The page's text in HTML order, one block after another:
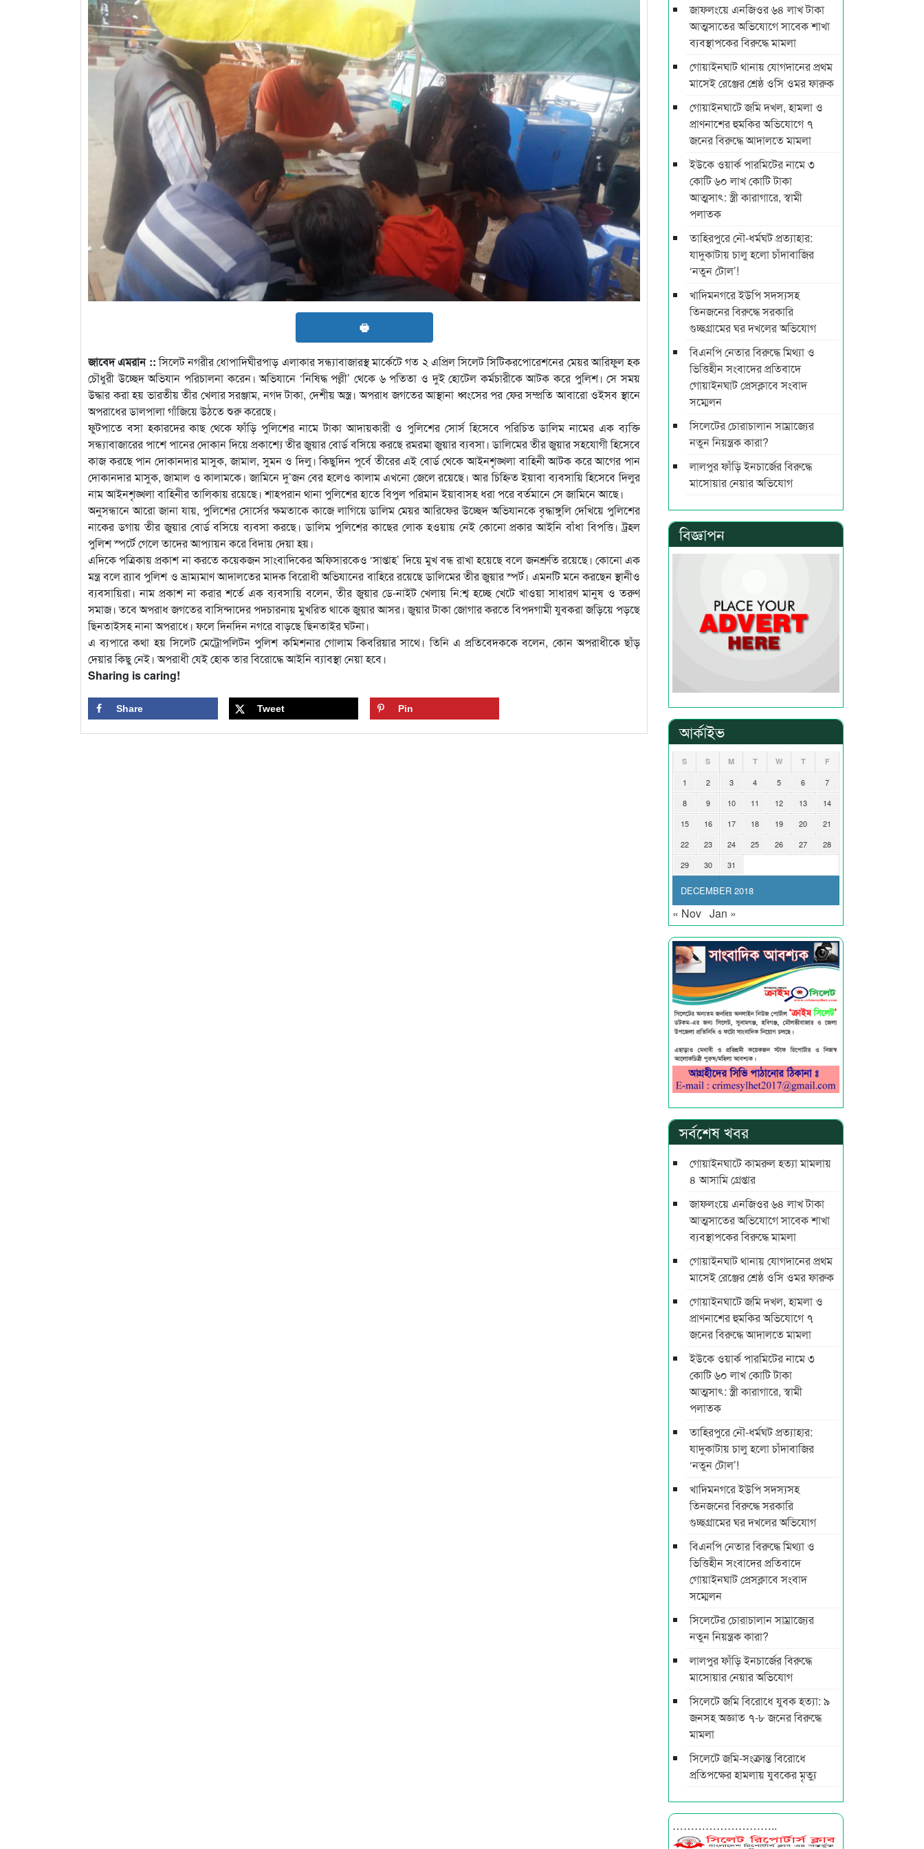
🖶
জাবেদ এমরান ::সিলেট নগরীর ধোপাদিঘীরপাড় এলাকার সন্ধ্যাবাজারস্থ মার্কেটে গত ২ এপ্রিল সিলেট সিটিকরপোরেশনের মেয়র আরিফুল হক
চৌধুরী উচ্ছেদ অভিযান পরিচালনা করেন। অভিযানে ‘নিষিদ্ধ পল্লী’ থেকে ৬ পতিতা ও দুই হোটেল কর্মচারীকে আটক করে পুলিশ। সে সময়
উদ্ধার করা হয় ভারতীয় তীর খেলার সরঞ্জাম, নগদ টাকা, দেশীয় অস্ত্র। অপরাধ জগতের আস্থানা ধ্বংসের পর ফের সম্প্রতি আবারো ওইসব স্থানে
অপরাধের ডালপালা গাঁজিয়ে উঠতে শুরু করেছে।
ফুটপাতে বসা হকারদের কাছ থেকে ফাঁড়ি পুলিশের নামে টাকা আদায়কারী ও পুলিশের সোর্স হিসেবে পরিচিত ডালিম নামের এক ব্যক্তি
সন্ধ্যাবাজারের পাশে পানের দোকান দিয়ে প্রকাশ্যে তীর জুয়ার বোর্ড বসিয়ে করছে রমরমা জুয়ার ব্যবসা। ডালিমের তীর জুয়ার সহযোগী হিসেবে
কাজ করছে পান দোকানদার মাসুক, জামাল, সুমন ও দিলু। কিছুদিন পূর্বে তীরের এই বোর্ড থেকে আইনশৃঙ্খলা বাহিনী আটক করে আগের পান
দোকানদার মাসুক, জামাল ও কালামকে। জামিনে দু’জন বের হলেও কালাম এখনো জেলে রয়েছে। আর চিহ্নিত ইয়াবা ব্যবসায়ি হিসেবে দিলুর
নাম আইনশৃঙ্খলা বাহিনীর তালিকায় রয়েছে। শাহপরান থানা পুলিশের হাতে বিপুল পরিমান ইয়াবাসহ ধরা পরে বর্তমানে সে জামিনে আছে।
অনুসন্ধানে আরো জানা যায়, পুলিশের সোর্সের ক্ষমতাকে কাজে লাগিয়ে ডালিম মেয়র আরিফের উচ্ছেদ অভিযানকে বৃদ্ধাঙ্গুলি দেখিয়ে পুলিশের
নাকের ডগায় তীর জুয়ার বোর্ড বসিয়ে ব্যবসা করছে। ডালিম পুলিশের কাছের লোক হওয়ায় নেই কোনো প্রকার আইনি বাঁধা বিপত্তি। ট্রহল
পুলিশ স্পর্টে গেলে তাদের আপ্যায়ন করে বিদায় দেয়া হয়।
এদিকে পত্রিকায় প্রকাশ না করতে কয়েকজন সাংবাদিকের অফিসারকেও ‘সাপ্তাহ’ দিয়ে মুখ বন্ধ রাখা হয়েছে বলে জনশ্রুতি রয়েছে। কোনো এক
মন্ত্র বলে র‌্যাব পুলিশ ও ভ্রাম্যমাণ আদালতের মাদক বিরোধী অভিযানের বাহিরে রয়েছে ডালিমের তীর জুয়ার স্পর্ট। এমনটি মনে করছেন স্থানীও
ব্যবসায়িরা। নাম প্রকাশ না করার শর্তে এক ব্যবসায়ি বলেন, তীর জুয়ার ডে-নাইট খেলায় নি:শ্ব হচ্ছে খেটে খাওয়া সাধারণ মানুষ ও তরুণ
সমাজ। তবে অপরাধ জগতের বাসিন্দাদের পদচারনায় মুখরিত থাকে জুয়ার আসর। জুয়ার টাকা জোগার করতে বিপদগামী যুবকরা জড়িয়ে পড়ছে
ছিনতাইসহ নানা অপরাধে। ফলে দিনদিন নগরে বাড়ছে ছিনতাইর ঘটনা।
এ ব্যপারে কথা হয় সিলেট মেট্রোপলিটন পুলিশ কমিশনার গোলাম কিবরিয়ার সাথে। তিনি এ প্রতিবেদককে বলেন, কোন অপরাধীকে ছাঁড়
দেয়ার কিছু নেই। অপরাধী যেই হোক তার বিরোদ্ধে আইনি ব্যাবস্থা নেয়া হবে।
Sharing is caring!
Share Tweet Pin
জাফলংয়ে এনজিওর ৬৪ লাখ টাকা
আত্মসাতের অভিযোগে সাবেক শাখা
ব্যবস্থাপকের বিরুদ্ধে মামলা
গোয়াইনঘাট থানায় যোগদানের প্রথম
মাসেই রেঞ্জের শ্রেষ্ঠ ওসি ওমর ফারুক
গোয়াইনঘাটে জমি দখল, হামলা ও
প্রাণনাশের হুমকির অভিযোগে ৭
জনের বিরুদ্ধে আদালতে মামলা
ইউকে ওয়ার্ক পারমিটের নামে ৩
কোটি ৬০ লাখ কোটি টাকা
আত্মসাৎ: স্ত্রী কারাগারে, স্বামী
পলাতক
তাহিরপুরে নৌ-ধর্মঘট প্রত্যাহার:
যাদুকাটায় চালু হলো চাঁদাবাজির
‘নতুন টোল’!
খাদিমনগরে ইউপি সদস্যসহ
তিনজনের বিরুদ্ধে সরকারি
গুচ্ছগ্রামের ঘর দখলের অভিযোগ
বিএনপি নেতার বিরুদ্ধে মিথ্যা ও
ভিত্তিহীন সংবাদের প্রতিবাদে
গোয়াইনঘাট প্রেসক্লাবে সংবাদ
সম্মেলন
সিলেটের চোরাচালান সাম্রাজ্যের
নতুন নিয়ন্ত্রক কারা?
লালপুর ফাঁড়ি ইনচার্জের বিরুদ্ধে
মাসোয়ার নেয়ার অভিযোগ
বিজ্ঞাপন
আর্কাইভ
DECEMBER 2018
S S M T W T F
1 2 3 4 5 6
7
8
9 10 11 12 13
14
15
16 17 18 19 20
21
22
23 24 25 26 27
28
29
30 31
« Nov Jan »
সর্বশেষ খবর
গোয়াইনঘাটে কামরুল হত্যা মামলায়
৪ আসামি গ্রেপ্তার
জাফলংয়ে এনজিওর ৬৪ লাখ টাকা
আত্মসাতের অভিযোগে সাবেক শাখা
ব্যবস্থাপকের বিরুদ্ধে মামলা
গোয়াইনঘাট থানায় যোগদানের প্রথম
মাসেই রেঞ্জের শ্রেষ্ঠ ওসি ওমর ফারুক
গোয়াইনঘাটে জমি দখল, হামলা ও
প্রাণনাশের হুমকির অভিযোগে ৭
জনের বিরুদ্ধে আদালতে মামলা
ইউকে ওয়ার্ক পারমিটের নামে ৩
কোটি ৬০ লাখ কোটি টাকা
আত্মসাৎ: স্ত্রী কারাগারে, স্বামী
পলাতক
তাহিরপুরে নৌ-ধর্মঘট প্রত্যাহার:
যাদুকাটায় চালু হলো চাঁদাবাজির
‘নতুন টোল’!
খাদিমনগরে ইউপি সদস্যসহ
তিনজনের বিরুদ্ধে সরকারি
গুচ্ছগ্রামের ঘর দখলের অভিযোগ
বিএনপি নেতার বিরুদ্ধে মিথ্যা ও
ভিত্তিহীন সংবাদের প্রতিবাদে
গোয়াইনঘাট প্রেসক্লাবে সংবাদ
সম্মেলন
সিলেটের চোরাচালান সাম্রাজ্যের
নতুন নিয়ন্ত্রক কারা?
লালপুর ফাঁড়ি ইনচার্জের বিরুদ্ধে
মাসোয়ার নেয়ার অভিযোগ
সিলেটে জমি বিরোধে যুবক হত্যা: ৯
জনসহ অজ্ঞাত ৭-৮ জনের বিরুদ্ধে
মামলা
সিলেটে জমি-সংক্রান্ত বিরোধে
প্রতিপক্ষের হামলায় যুবকের মৃত্যু
………………………..